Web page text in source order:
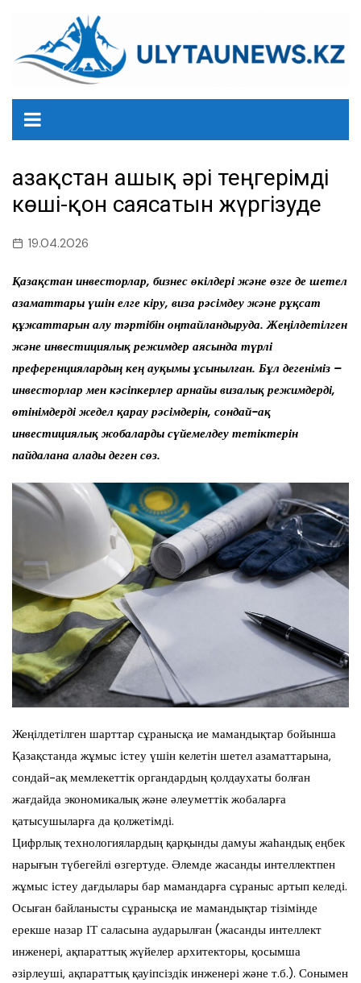
содержанию
Қазақстан ашық әрі теңгерімді
көші-қон саясатын жүргізуде
19.04.2026
Қазақстан инвесторлар, бизнес өкілдері және өзге де шетел
азаматтары үшін елге кіру, виза рәсімдеу және рұқсат
құжаттарын алу тәртібін оңтайландыруда. Жеңілдетілген
және инвестициялық режимдер аясында түрлі
преференциялардың кең ауқымы ұсынылған. Бұл дегеніміз –
инвесторлар мен кәсіпкерлер арнайы визалық режимдерді,
өтінімдерді жедел қарау рәсімдерін, сондай-ақ
инвестициялық жобаларды сүйемелдеу тетіктерін
пайдалана алады деген сөз.
Жеңілдетілген шарттар сұранысқа ие мамандықтар бойынша
Қазақстанда жұмыс істеу үшін келетін шетел азаматтарына,
сондай-ақ мемлекеттік органдардың қолдаухаты болған
жағдайда экономикалық және әлеуметтік жобаларға
қатысушыларға да қолжетімді.
Цифрлық технологиялардың қарқынды дамуы жаһандық еңбек
нарығын түбегейлі өзгертуде. Әлемде жасанды интеллектпен
жұмыс істеу дағдылары бар мамандарға сұраныс артып келеді.
Осыған байланысты сұранысқа ие мамандықтар тізімінде
ерекше назар ІТ саласына аударылған (жасанды интеллект
инженері, ақпараттық жүйелер архитекторы, қосымша
әзірлеуші, ақпараттық қауіпсіздік инженері және т.б.). Сонымен